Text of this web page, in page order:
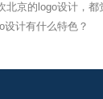
北京的logo设计，
设计有什么特色？